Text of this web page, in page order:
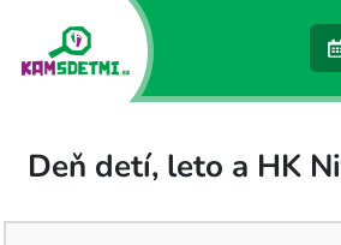
Deň detí, leto a HK